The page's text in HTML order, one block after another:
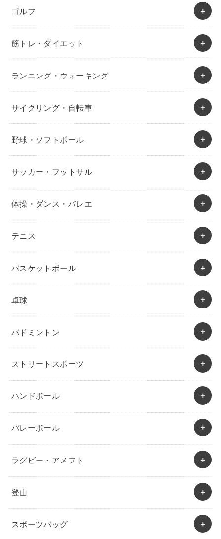
ゴルフ
筋トレ・ダイエット
ランニング・ウォーキング
サイクリング・自転車
野球・ソフトボール
サッカー・フットサル
体操・ダンス・バレエ
テニス
バスケットボール
卓球
バドミントン
ストリートスポーツ
ハンドボール
バレーボール
ラグビー・アメフト
登山
スポーツバッグ